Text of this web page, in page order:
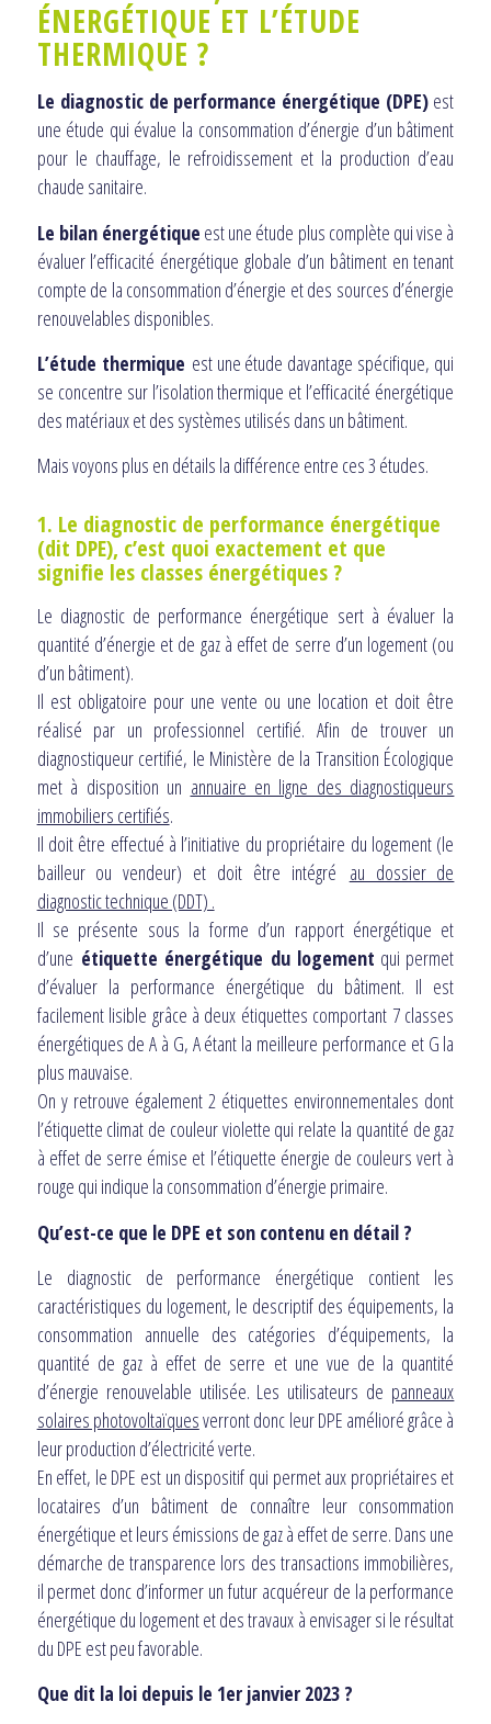
ÉNERGÉTIQUE ET L’ÉTUDE
THERMIQUE ?
Le diagnostic de performance énergétique (DPE) est
une étude qui évalue la consommation d’énergie d’un bâtiment
pour le chauffage, le refroidissement et la production d’eau
chaude sanitaire.
Le bilan énergétique est une étude plus complète qui vise à
évaluer l’efficacité énergétique globale d’un bâtiment en tenant
compte de la consommation d’énergie et des sources d’énergie
renouvelables disponibles.
L’étude thermique est une étude davantage spécifique, qui
se concentre sur l’isolation thermique et l’efficacité énergétique
des matériaux et des systèmes utilisés dans un bâtiment.
Mais voyons plus en détails la différence entre ces 3 études.
1. Le diagnostic de performance énergétique
(dit DPE), c’est quoi exactement et que
signifie les classes énergétiques ?
Le diagnostic de performance énergétique sert à évaluer la
quantité d’énergie et de gaz à effet de serre d’un logement (ou
d’un bâtiment).
Il est obligatoire pour une vente ou une location et doit être
réalisé par un professionnel certifié. Afin de trouver un
diagnostiqueur certifié, le Ministère de la Transition Écologique
met à disposition un annuaire en ligne des diagnostiqueurs
immobiliers certifiés.
Il doit être effectué à l’initiative du propriétaire du logement (le
bailleur ou vendeur) et doit être intégré au dossier de
diagnostic technique (DDT) .
Il se présente sous la forme d’un rapport énergétique et
d’une étiquette énergétique du logement qui permet
d’évaluer la performance énergétique du bâtiment. Il est
facilement lisible grâce à deux étiquettes comportant 7 classes
énergétiques de A à G, A étant la meilleure performance et G la
plus mauvaise.
On y retrouve également 2 étiquettes environnementales dont
l’étiquette climat de couleur violette qui relate la quantité de gaz
à effet de serre émise et l’étiquette énergie de couleurs vert à
rouge qui indique la consommation d’énergie primaire.
Qu’est-ce que le DPE et son contenu en détail ?
Le diagnostic de performance énergétique contient les
caractéristiques du logement, le descriptif des équipements, la
consommation annuelle des catégories d’équipements, la
quantité de gaz à effet de serre et une vue de la quantité
d’énergie renouvelable utilisée. Les utilisateurs de panneaux
solaires photovoltaïquesverront donc leur DPE amélioré grâce à
leur production d’électricité verte.
En effet, le DPE est un dispositif qui permet aux propriétaires et
locataires d’un bâtiment de connaître leur consommation
énergétique et leurs émissions de gaz à effet de serre. Dans une
démarche de transparence lors des transactions immobilières,
il permet donc d’informer un futur acquéreur de la performance
énergétique du logement et des travaux à envisager si le résultat
du DPE est peu favorable.
Que dit la loi depuis le 1er janvier 2023 ?